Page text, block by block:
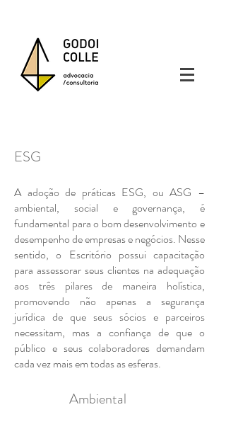
ESG
A adoção de práticas ESG, ou ASG –
ambiental, social e governança, é
fundamental para o bom desenvolvimento e
desempenho de empresas e negócios. Nesse
sentido, o Escritório possui capacitação
para assessorar seus clientes na adequação
aos três pilares de maneira holística,
promovendo não apenas a segurança
jurídica de que seus sócios e parceiros
necessitam, mas a confiança de que o
público e seus colaboradores demandam
cada vez mais em todas as esferas.
Ambiental